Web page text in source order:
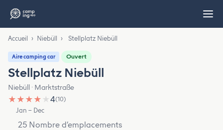
Accueil › Niebüll › Stellplatz Niebüll
Aire camping car Ouvert
Stellplatz Niebüll
Niebüll · Marktstraße
★ ★ ★ ★ ★4(10)
Jan – Dec
25 Nombre d’emplacements